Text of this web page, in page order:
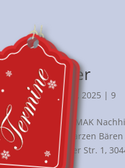
9.Dezember
von LCube| Dez. 8, 2025 |9
Türchen Nr. 9 Die MAK
die MAK am Schwarzen
Linden Blumenauer Str. 1,